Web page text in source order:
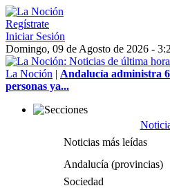
Regístrate
Iniciar Sesión
Domingo, 09 de Agosto de 2026 -
La Noción | Andalucía administra
personas ya...
Noticias más leídas
Andalucía (provincias)
Sociedad